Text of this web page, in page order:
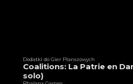
Dodatki do Gier Planszowych
Coalitions: La Patrie en
solo)